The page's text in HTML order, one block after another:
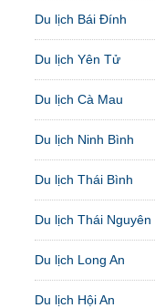
Du lịch Bái Đính
Du lịch Yên Tử
Du lịch Cà Mau
Du lịch Ninh Bình
Du lịch Thái Bình
Du lịch Thái Nguyên
Du lịch Long An
Du lịch Hội An